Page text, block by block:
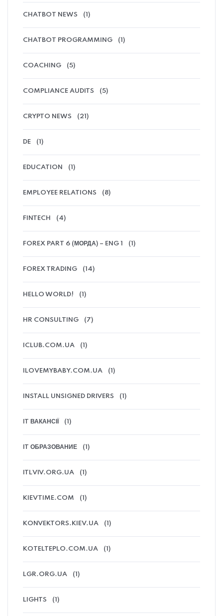
CHATBOT NEWS (1)
CHATBOT PROGRAMMING (1)
COACHING (5)
COMPLIANCE AUDITS (5)
CRYPTO NEWS (21)
DE (1)
EDUCATION (1)
EMPLOYEE RELATIONS (8)
FINTECH (4)
FOREX PART 6 (МОРДА) – ENG 1 (1)
FOREX TRADING (14)
HELLO WORLD! (1)
HR CONSULTING (7)
ICLUB.COM.UA (1)
ILOVEMYBABY.COM.UA (1)
INSTALL UNSIGNED DRIVERS (1)
IT ВАКАНСІЇ (1)
IT ОБРАЗОВАНИЕ (1)
ITLVIV.ORG.UA (1)
KIEVTIME.COM (1)
KONVEKTORS.KIEV.UA (1)
KOTELTEPLO.COM.UA (1)
LGR.ORG.UA (1)
LIGHTS (1)